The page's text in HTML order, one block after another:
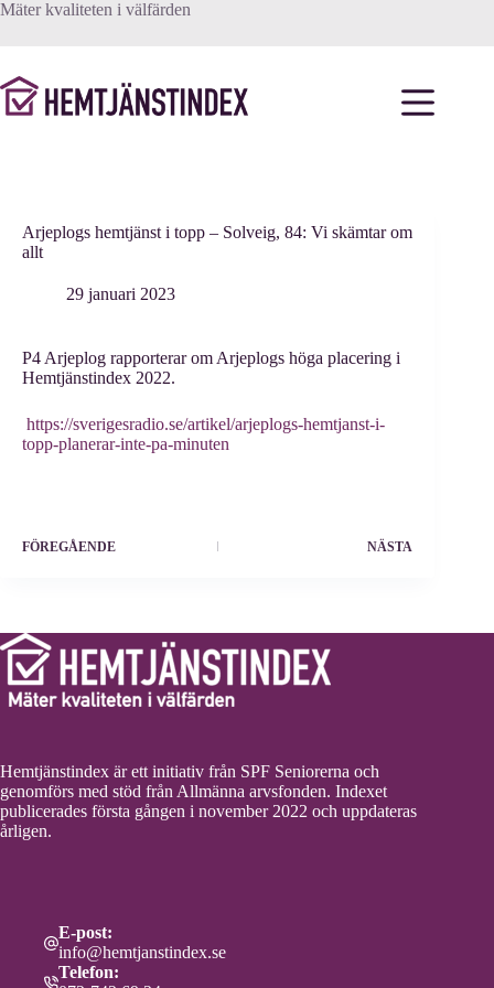
Hoppa
Mäter kvaliteten i välfärden
Arjeplogs hemtjänst i topp – Solveig, 84: Vi skämtar om
allt
29 januari 2023
P4 Arjeplog rapporterar om Arjeplogs höga placering i
Hemtjänstindex 2022.
https://sverigesradio.se/artikel/arjeplogs-hemtjanst-i-
topp-planerar-inte-pa-minuten
FÖREGÅENDE NÄSTA
Hemtjänstindex är ett initiativ från SPF Seniorerna och
genomförs med stöd från Allmänna arvsfonden. Indexet
publicerades första gången i november 2022 och uppdateras
årligen.
E-post:
info@hemtjanstindex.se
Telefon: